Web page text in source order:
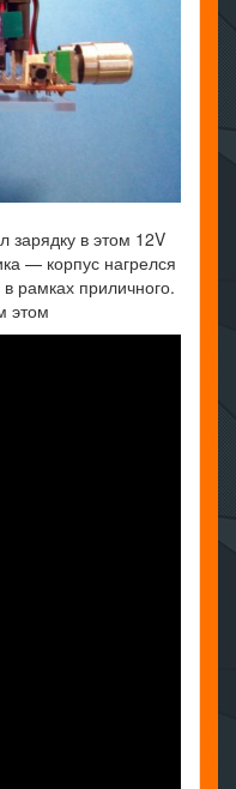
зарядку в этом 12V
— корпус нагрелся
рамках приличного.
этом